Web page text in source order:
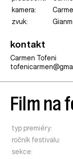
kamera:
zvuk:
kontakt
Carmen Tofeni
Film na
typ premiéry:
ročník festivalu:
sekce: